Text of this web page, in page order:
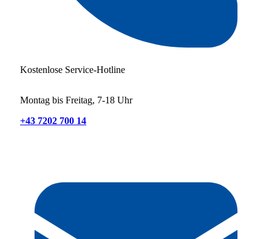
Kostenlose Service-Hotline
Montag bis Freitag, 7-18 Uhr
+43 7202 700 14